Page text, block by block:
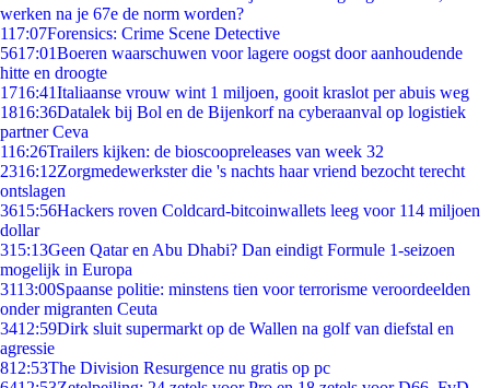
werken na je 67e de norm worden?
117:07Forensics: Crime Scene Detective
5617:01Boeren waarschuwen voor lagere oogst door aanhoudende
hitte en droogte
1716:41Italiaanse vrouw wint 1 miljoen, gooit kraslot per abuis weg
1816:36Datalek bij Bol en de Bijenkorf na cyberaanval op logistiek
partner Ceva
116:26Trailers kijken: de bioscoopreleases van week 32
2316:12Zorgmedewerkster die 's nachts haar vriend bezocht terecht
ontslagen
3615:56Hackers roven Coldcard-bitcoinwallets leeg voor 114 miljoen
dollar
315:13Geen Qatar en Abu Dhabi? Dan eindigt Formule 1-seizoen
mogelijk in Europa
3113:00Spaanse politie: minstens tien voor terrorisme veroordeelden
onder migranten Ceuta
3412:59Dirk sluit supermarkt op de Wallen na golf van diefstal en
agressie
812:53The Division Resurgence nu gratis op pc